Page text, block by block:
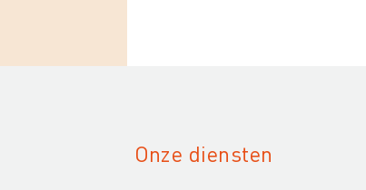
Onze diensten